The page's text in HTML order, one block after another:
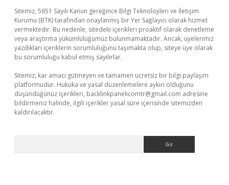
Sitemiz, 5651 Sayılı Kanun gereğince Bilgi Teknolojileri ve İletişim
Kurumu (BTK) tarafından onaylanmış bir Yer Sağlayıcı olarak hizmet
vermektedir. Bu nedenle, sitedeki içerikleri proaktif olarak denetleme
veya araştırma yükümlülüğümüz bulunmamaktadır. Ancak, üyelerimiz
yazdıkları içeriklerin sorumluluğunu taşımakta olup, siteye üye olarak
bu sorumluluğu kabul etmiş sayılırlar.
Sitemiz, kar amacı gütmeyen ve tamamen ücretsiz bir bilgi paylaşım
platformudur. Hukuka ve yasal düzenlemelere aykırı olduğunu
düşündüğünüz içerikleri, backlinkpanelicomtr@gmail.com adresine
bildirmeniz halinde, ilgili içerikler yasal süre içerisinde sitemizden
kaldırılacaktır.